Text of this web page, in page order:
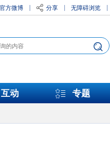
官方微博 分享 无障碍浏览
互动 专题